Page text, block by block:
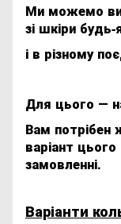
Ми можемо
зі шкіри
і в різному
Для цього ―
Вам потрібен
варіант
замовленні.
Варіанти